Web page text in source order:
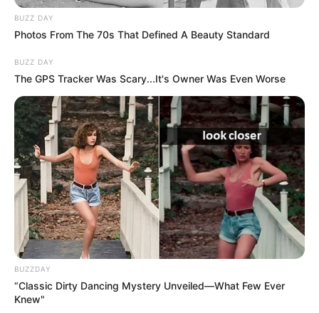
BUZZ DAY
Photos From The 70s That Defined A Beauty Standard
BUZZ DAY
The GPS Tracker Was Scary...It's Owner Was Even Worse
BUZZDAY
“Classic Dirty Dancing Mystery Unveiled—What Few Ever
Knew"